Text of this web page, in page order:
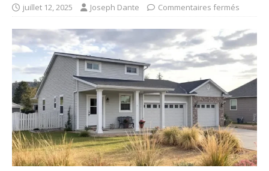
juillet 12, 2025 Joseph Dante Commentaires fermés